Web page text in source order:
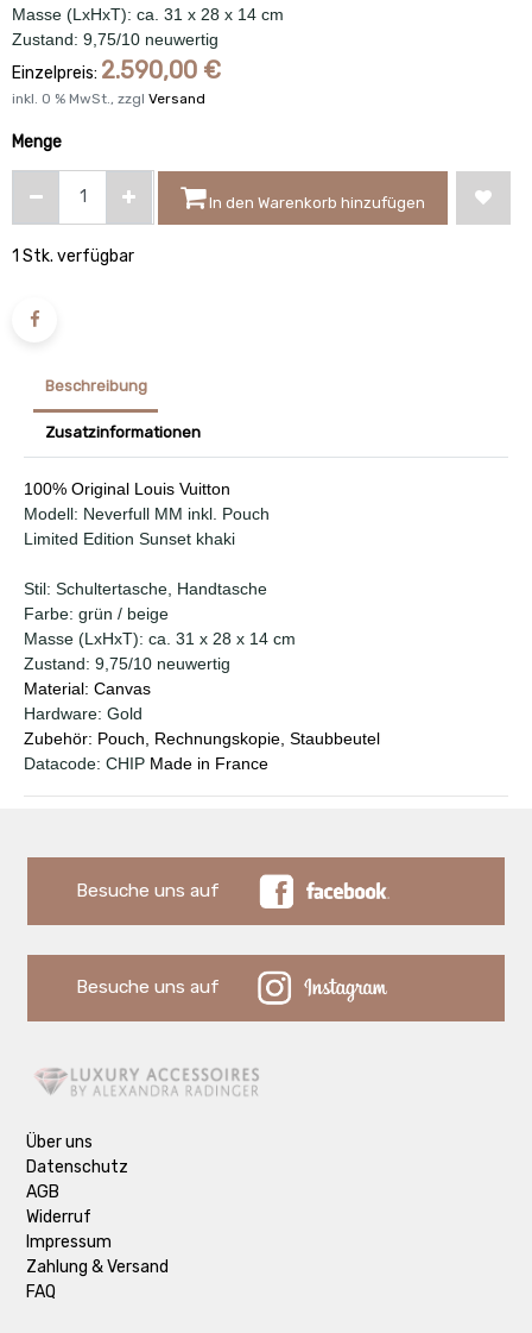
Masse (LxHxT): ca. 31 x 28 x 14 cm
Zustand: 9,75/10 neuwertig
Einzelpreis: 2.590,00 €
inkl. 0 % MwSt., zzgl Versand
Menge
In den Warenkorb hinzufügen
1 Stk. verfügbar
Beschreibung
Zusatzinformationen
100% Original Louis Vuitton
Modell: Neverfull MM inkl. Pouch
Limited Edition Sunset khaki
Stil: Schultertasche, Handtasche
Farbe: grün / beige
Masse (LxHxT): ca. 31 x 28 x 14 cm
Zustand: 9,75/10 neuwertig
Material: Canvas
Hardware: Gold
Zubehör: Pouch, Rechnungskopie, Staubbeutel
Datacode: CHIP Made in France
Besuche uns auf
Besuche uns auf
Über uns
Datenschutz
AGB
Widerruf
Impressum
Zahlung & Versand
FAQ